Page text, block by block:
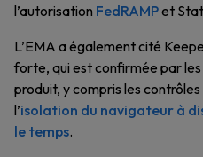
l’autorisation FedRAMPet
L’EMA a également cité
forte, qui est confirmée par
produit, y compris les
l’isolation du navigateur à
le temps.